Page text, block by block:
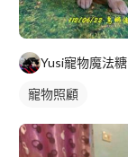
Yusi寵物魔法糖
寵物照顧